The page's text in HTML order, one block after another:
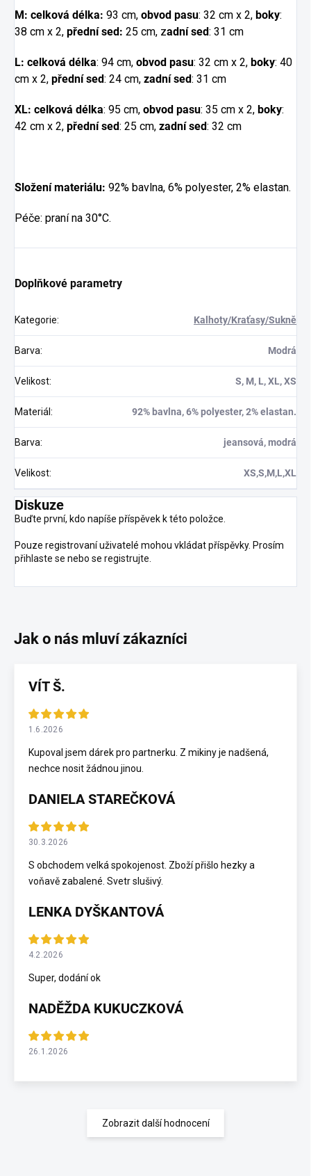
M: celková délka: 93 cm, obvod pasu: 32 cm x 2, boky:
38 cm x 2, přední sed: 25 cm, zadní sed: 31 cm
L: celková délka: 94 cm, obvod pasu: 32 cm x 2, boky: 40
cm x 2, přední sed: 24 cm, zadní sed: 31 cm
XL: celková délka: 95 cm, obvod pasu: 35 cm x 2, boky:
42 cm x 2, přední sed: 25 cm, zadní sed: 32 cm
Složení materiálu: 92% bavlna, 6% polyester, 2% elastan.
Péče: praní na 30°C.
Doplňkové parametry
Kategorie: Kalhoty/Kraťasy/Sukně
Barva: Modrá
Velikost: S, M, L, XL, XS
Materiál: 92% bavlna, 6% polyester, 2% elastan.
Barva: jeansová, modrá
Velikost: XS,S,M,L,XL
Diskuze
Buďte první, kdo napíše příspěvek k této položce.
Pouze registrovaní uživatelé mohou vkládat příspěvky. Prosím
přihlaste se nebo se registrujte.
VÍT Š.
1.6.2026
Kupoval jsem dárek pro partnerku. Z mikiny je nadšená,
nechce nosit žádnou jinou.
DANIELA STAREČKOVÁ
30.3.2026
S obchodem velká spokojenost. Zboží přišlo hezky a
voňavě zabalené. Svetr slušivý.
LENKA DYŠKANTOVÁ
4.2.2026
Super, dodání ok
NADĚŽDA KUKUCZKOVÁ
26.1.2026
Zobrazit další hodnocení